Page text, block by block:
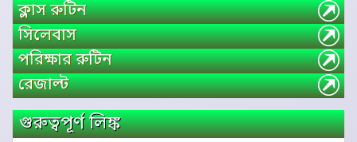
ক্লাস রুটিন
সিলেবাস
পরিক্ষার রুটিন
রেজাল্ট
গুরুত্বপূর্ণ লিঙ্ক